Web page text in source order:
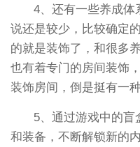
4、还有一些养成体
说还是较少，比较确定
的就是装饰了，和很多
也有着专门的房间装饰
装饰房间，倒是挺有一
5、通过游戏中的
和装备，不断解锁新的